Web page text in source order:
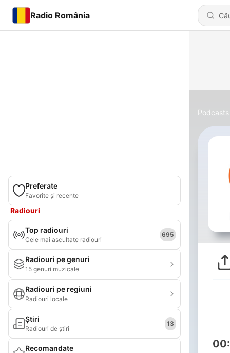
Radio România
Preferate
Favorite și recente
Radiouri
Top radiouri
Cele mai ascultate radiouri
695
Radiouri pe genuri
15 genuri muzicale
Radiouri pe regiuni
Radiouri locale
Știri
Radiouri de știri
13
Recomandate
Podcasts